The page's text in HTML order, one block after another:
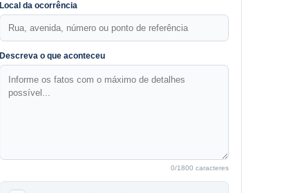
Local da ocorrência
Descreva o que aconteceu
0/1800 caracteres